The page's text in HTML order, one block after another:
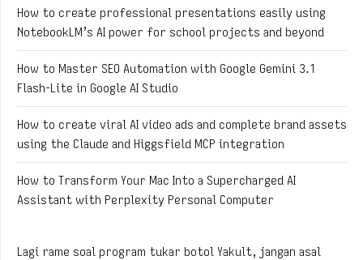
How to create professional presentations easily using
NotebookLM’s AI power for school projects and beyond
How to Master SEO Automation with Google Gemini 3.1
Flash-Lite in Google AI Studio
How to create viral AI video ads and complete brand assets
using the Claude and Higgsfield MCP integration
How to Transform Your Mac Into a Supercharged AI
Assistant with Perplexity Personal Computer
Lagi rame soal program tukar botol Yakult, jangan asal